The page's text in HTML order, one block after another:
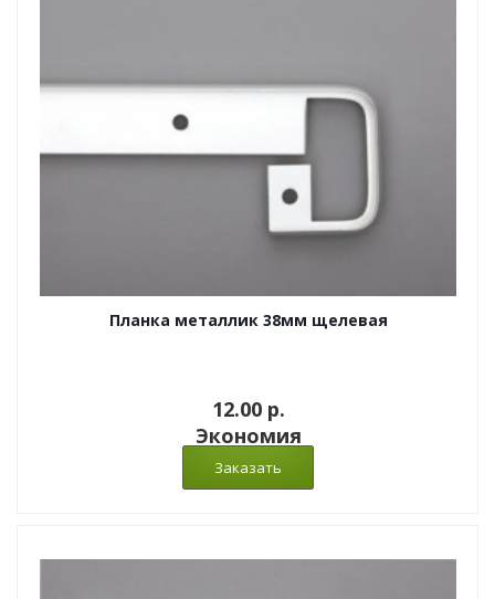
Планка металлик 38мм щелевая
12.00 p.
Экономия